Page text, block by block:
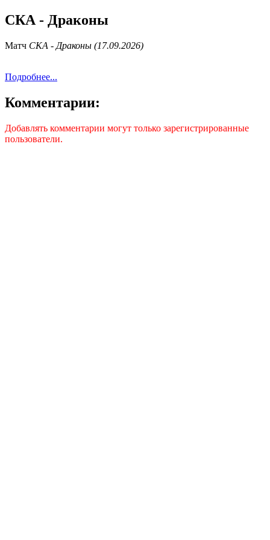
СКА - Драконы
Матч СКА - Драконы (17.09.2026)
Подробнее...
Комментарии:
Добавлять комментарии могут только зарегистрированные
пользователи.